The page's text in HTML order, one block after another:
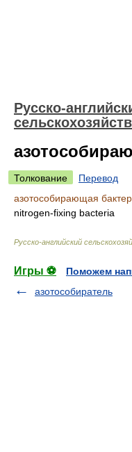
Русско-
Толкование
Перевод
азотособирающая
nitrogen-fixing bacteria
Русско-английский
Игры ⚽
Поможем
азотособиратель